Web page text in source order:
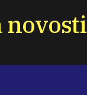
novosti